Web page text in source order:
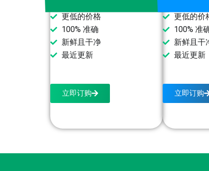
更低的价格
100% 准确
新鲜且干净
最近更新
立即订购
更低的价
100% 准
新鲜且干
最近更新
立即订购